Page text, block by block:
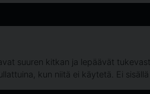
suuren kitkan ja lepäävät
kun niitä ei käytetä. Ei